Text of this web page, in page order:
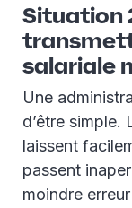
Situation
salariale
Une
d’être simple.
laissent
passent
moindre